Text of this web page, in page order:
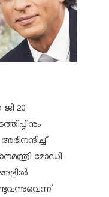
20
മോഡി